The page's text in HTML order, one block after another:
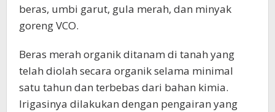
beras, umbi garut, gula merah, dan minyak
goreng VCO.
Beras merah organik ditanam di tanah yang
telah diolah secara organik selama minimal
satu tahun dan terbebas dari bahan kimia.
Irigasinya dilakukan dengan pengairan yang